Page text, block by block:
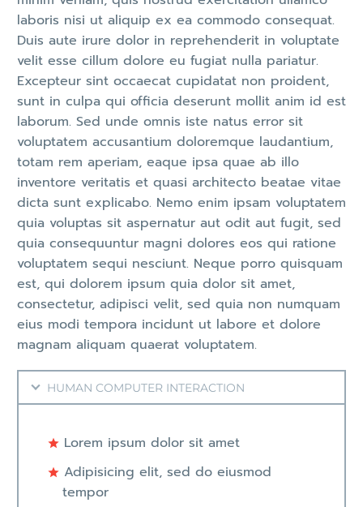
laboris nisi ut aliquip ex ea commodo consequat.
Duis aute irure dolor in reprehenderit in voluptate
velit esse cillum dolore eu fugiat nulla pariatur.
Excepteur sint occaecat cupidatat non proident,
sunt in culpa qui officia deserunt mollit anim id est
laborum. Sed unde omnis iste natus error sit
voluptatem accusantium doloremque laudantium,
totam rem aperiam, eaque ipsa quae ab illo
inventore veritatis et quasi architecto beatae vitae
dicta sunt explicabo. Nemo enim ipsam voluptatem
quia voluptas sit aspernatur aut odit aut fugit, sed
quia consequuntur magni dolores eos qui ratione
voluptatem sequi nesciunt. Neque porro quisquam
est, qui dolorem ipsum quia dolor sit amet,
consectetur, adipisci velit, sed quia non numquam
eius modi tempora incidunt ut labore et dolore
magnam aliquam quaerat voluptatem.
HUMAN COMPUTER INTERACTION
Lorem ipsum dolor sit amet
Adipisicing elit, sed do eiusmod
tempor